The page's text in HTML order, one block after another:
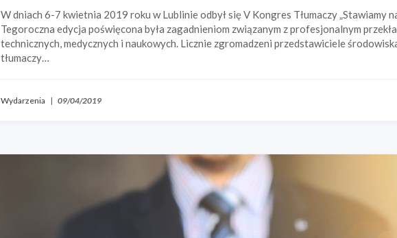
W dniach 6-7 kwietnia 2019 roku w Lublinie odbył się V Kongres Tłumaczy „Stawiamy
Tegoroczna edycja poświęcona była zagadnieniom związanym z profesjonalnym
technicznych, medycznych i naukowych. Licznie zgromadzeni przedstawiciele
tłumaczy…
Wydarzenia | 09/04/2019